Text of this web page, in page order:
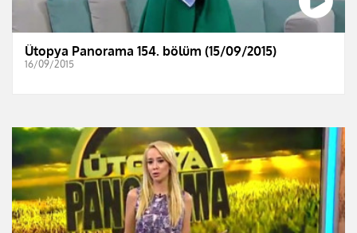
Ütopya Panorama 154. bölüm (15/09/2015)
16/09/2015